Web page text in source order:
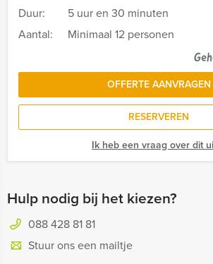
Duur:
5 uur en 30 minuten
Aantal:
Minimaal 12 personen
OFFERTE AANVRAGEN
RESERVEREN
Ik heb een vraag over dit
Hulp nodig bij het kiezen?
088 428 81 81
Stuur ons een mailtje